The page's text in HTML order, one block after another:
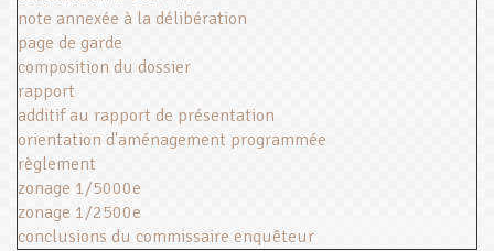
note annexée à la délibération
page de garde
composition du dossier
rapport
additif au rapport de présentation
orientation d'aménagement programmée
règlement
zonage 1/5000e
zonage 1/2500e
conclusions du commissaire enquêteur